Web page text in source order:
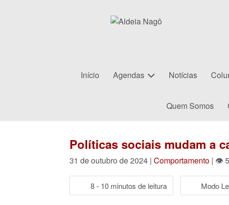
Início Agendas Notícias
Quem Somos
Políticas sociais mudam a
31 de outubro de 2024 | Comportamento | 👁
8 - 10 minutos de leitura Modo